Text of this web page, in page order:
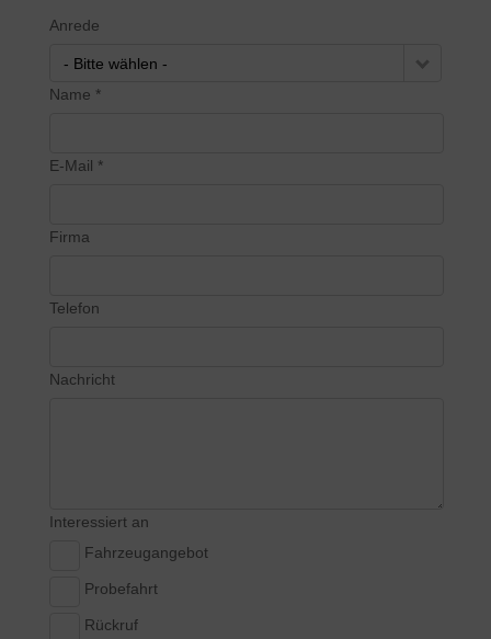
Anrede
- Bitte wählen -
Name *
E-Mail *
Firma
Telefon
Nachricht
Interessiert an
Fahrzeugangebot
Probefahrt
Rückruf